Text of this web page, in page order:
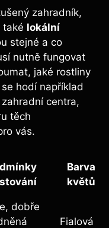
zahradník,
také lokální
stejné a co
nutně fungovat
jaké rostliny
hodí například
centra,
těch
vás.
Barva
květů
dobře
Fialová